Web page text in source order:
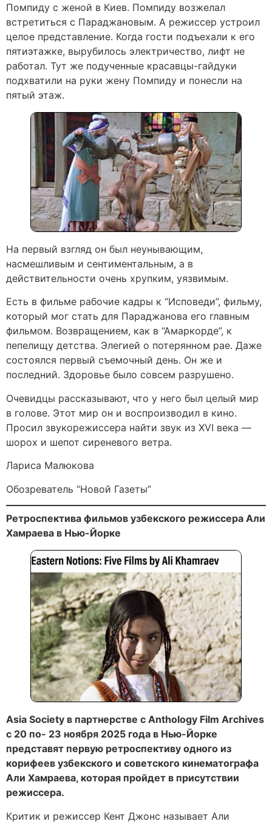
Помпиду с женой в Киев. Помпиду возжелал
встретиться с Параджановым. А режиссер устроил
целое представление. Когда гости подъехали к его
пятиэтажке, вырубилось электричество, лифт не
работал. Тут же подученные красавцы-гайдуки
подхватили на руки жену Помпиду и понесли на
пятый этаж.
На первый взгляд он был неунывающим,
насмешливым и сентиментальным, а в
действительности очень хрупким, уязвимым.
Есть в фильме рабочие кадры к “Исповеди”, фильму,
который мог стать для Параджанова его главным
фильмом. Возвращением, как в “Амаркорде”, к
пепелищу детства. Элегией о потерянном рае. Даже
состоялся первый съемочный день. Он же и
последний. Здоровье было совсем разрушено.
Очевидцы рассказывают, что у него был целый мир
в голове. Этот мир он и воспроизводил в кино.
Просил звукорежиссера найти звук из XVI века —
шорох и шепот сиреневого ветра.
Лариса Малюкова
Обозреватель “Новой Газеты”
Ретроспектива фильмов узбекского режиссера Али
Хамраева в Нью-Йорке
Asia Society в партнерстве с Anthology Film Archives
с 20 по- 23 ноября 2025 года в Нью-Йорке
представят первую ретроспективу одного из
корифеев узбекского и советского кинематографа
Али Хамраева, которая пройдет в присутствии
режиссера.
Критик и режиссер Кент Джонс называет Али